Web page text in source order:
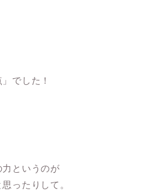
でした！
というのが
ったりして。